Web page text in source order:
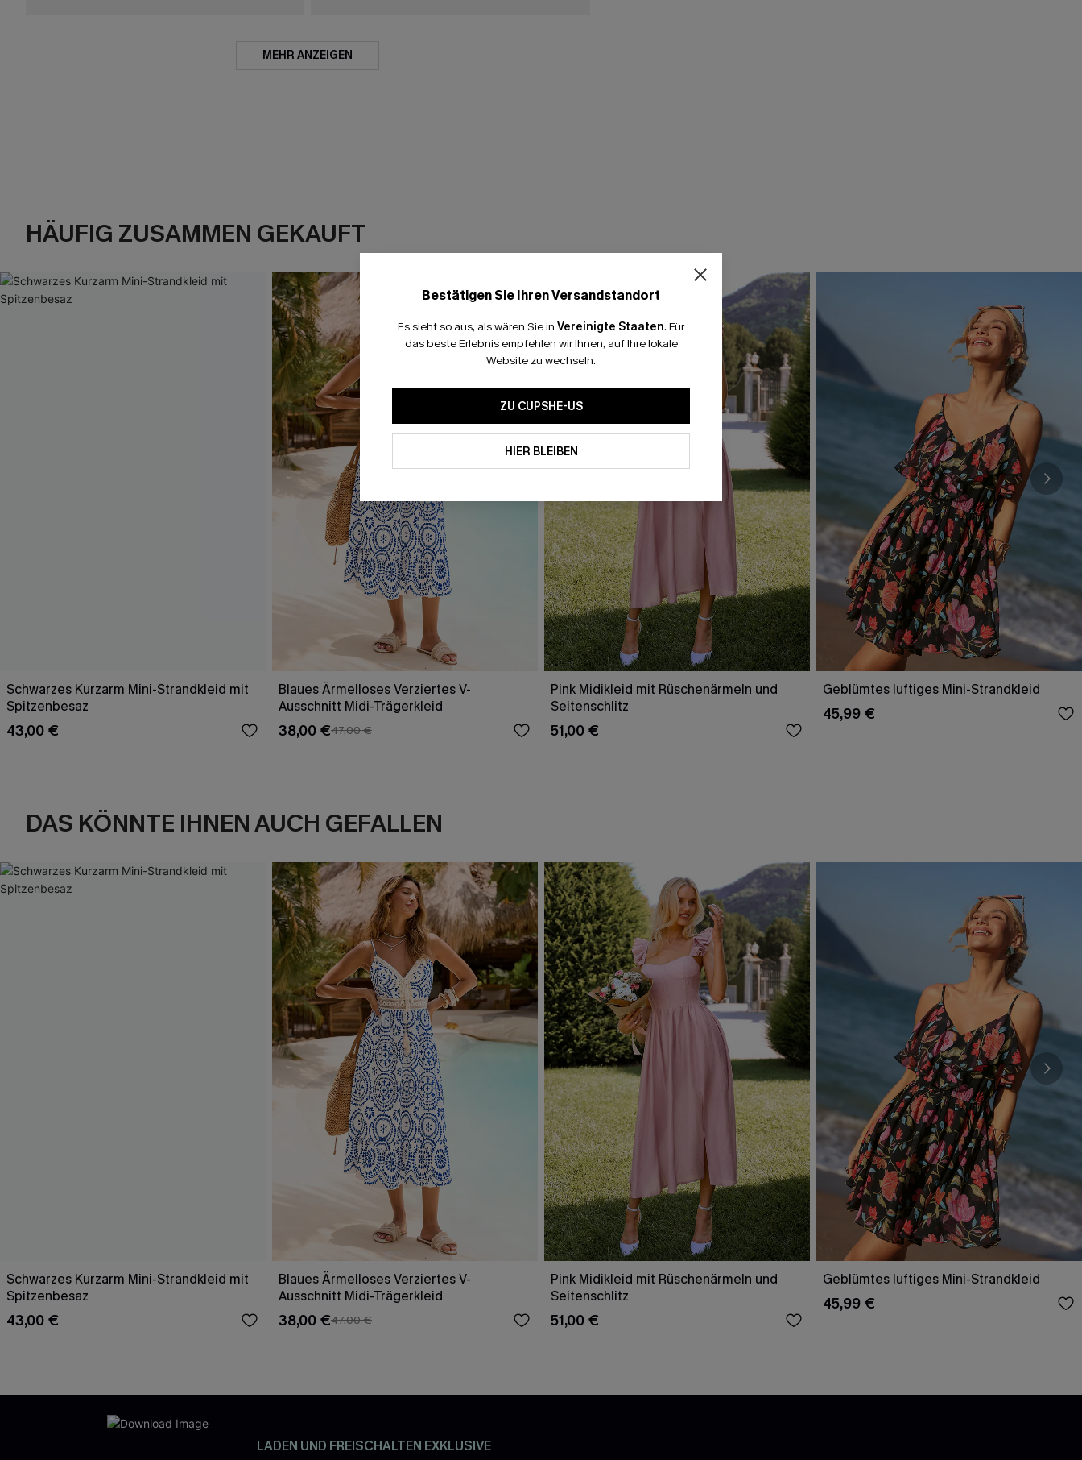
MEHR ANZEIGEN
HÄUFIG ZUSAMMEN GEKAUFT
Schwarzes Kurzarm Mini-Strandkleid mit
Spitzenbesaz
43,00 €
Blaues Ärmelloses Verziertes V-
Ausschnitt Midi-Trägerkleid
38,00 €47,00 €
Pink Midikleid mit Rüschenärmeln und
Seitenschlitz
51,00 €
Geblümtes luftiges Mini-Strandkleid
45,99 €
DAS KÖNNTE IHNEN AUCH GEFALLEN
Schwarzes Kurzarm Mini-Strandkleid mit
Spitzenbesaz
43,00 €
Blaues Ärmelloses Verziertes V-
Ausschnitt Midi-Trägerkleid
38,00 €47,00 €
Pink Midikleid mit Rüschenärmeln und
Seitenschlitz
51,00 €
Geblümtes luftiges Mini-Strandkleid
45,99 €
LADEN UND FREISCHALTEN EXKLUSIVE
Bestätigen Sie Ihren Versandstandort
Es sieht so aus, als wären Sie in Vereinigte Staaten. Für
das beste Erlebnis empfehlen wir Ihnen, auf Ihre lokale
Website zu wechseln.
ZU CUPSHE-US
HIER BLEIBEN